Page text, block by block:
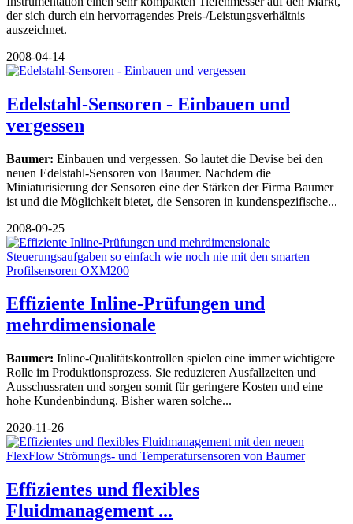
der sich durch ein hervorragendes Preis-/Leistungsverhältnis
auszeichnet.
2008-04-14
Edelstahl-Sensoren - Einbauen und
vergessen
Baumer: Einbauen und vergessen. So lautet die Devise bei den
neuen Edelstahl-Sensoren von Baumer. Nachdem die
Miniaturisierung der Sensoren eine der Stärken der Firma Baumer
ist und die Möglichkeit bietet, die Sensoren in kundenspezifische...
2008-09-25
Effiziente Inline-Prüfungen und
mehrdimensionale
Baumer: Inline-Qualitätskontrollen spielen eine immer wichtigere
Rolle im Produktionsprozess. Sie reduzieren Ausfallzeiten und
Ausschussraten und sorgen somit für geringere Kosten und eine
hohe Kundenbindung. Bisher waren solche...
2020-11-26
Effizientes und flexibles
Fluidmanagement ...